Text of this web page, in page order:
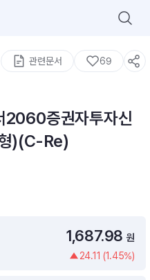
구성종목 검색
관련문서 69
2060증권자투자신
)(C-Re)
1,687.98 원
24.11 (1.45%)
월배당 · 모으기 · 포트래빗 관리